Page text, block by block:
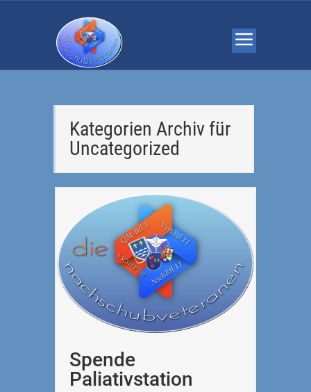
Kategorien Archiv für
Uncategorized
Spende
Paliativstation